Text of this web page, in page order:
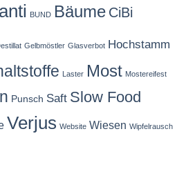
BUND Bäume CiBi
Gelbmöstler Glasverbot Hochstamm
Laster Most Mostereifest
Punsch Saft Slow Food
Verjus Website Wiesen Wipfelrausch